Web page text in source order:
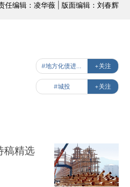
任编辑：凌华薇 | 版面编辑：刘春辉
#地方化债进行时 +关注
#城投 +关注
稿精选